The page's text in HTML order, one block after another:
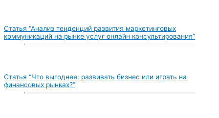
Статья “Анализ тенденций развития маркетинговых
коммуникаций на рынке услуг онлайн консультирования”
Статья “Что выгоднее: развивать бизнес или играть на
финансовых рынках?”